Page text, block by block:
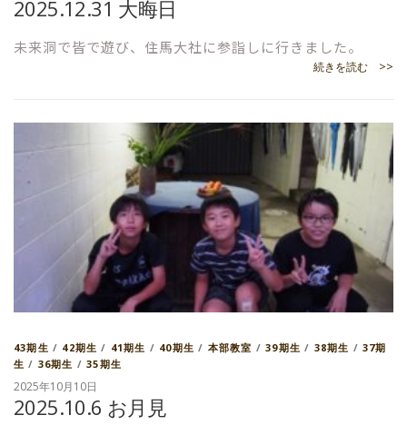
2025.12.31 大晦日
未来洞で皆で遊び、住馬大社に参詣しに行きました。
続きを読む >>
43期生 / 42期生 / 41期生 / 40期生 / 本部教室 /39期生 / 38期生 / 37期
生 / 36期生 /35期生
2025年10月10日
2025.10.6 お月見